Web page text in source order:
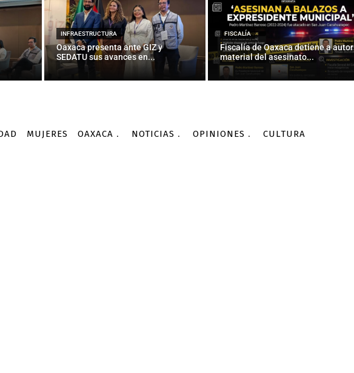
INFRAESTRUCTURA
Oaxaca presenta ante GIZ y
SEDATU sus avances en...
FISCALÍA
Fiscalía de Oaxaca detiene a autor
material del asesinato...
MUJERES OAXACA NOTICIAS OPINIONES CULTURA